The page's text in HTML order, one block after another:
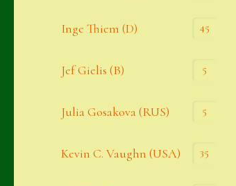
Inge Thiem (D) 45
Jef Gielis (B) 5
Julia Gosakova (RUS) 5
Kevin C. Vaughn (USA) 35